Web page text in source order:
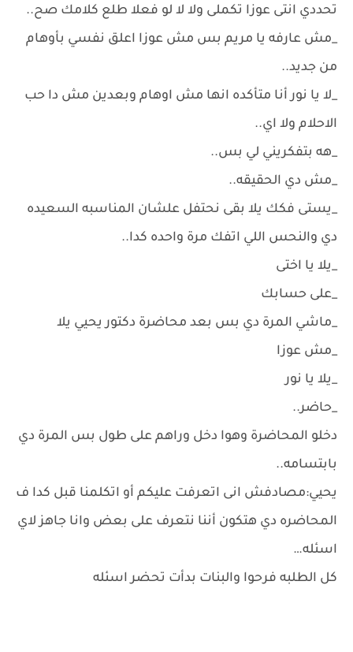
تحددي انتى عوزا تكملى ولا لا لو فعلا طلع كلامك صح..
‏_مش عارفه يا مريم بس مش عوزا اعلق نفسي بأوهام
من جديد..
‏_لا يا نور أنا متأكده انها مش اوهام وبعدين مش دا حب
الاحلام ولا اي..
‏_هه بتفكريني لي بس..
‏_مش دي الحقيقه..
‏_يستى فكك يلا بقى نحتفل علشان المناسبه السعيده
دي والنحس اللي اتفك مرة واحده كدا..
‏_يلا يا اختى
‏_على حسابك
‏_ماشي المرة دي بس بعد محاضرة دكتور يحيي يلا
‏_مش عوزا
‏_يلا يا نور
‏_حاضر..
دخلو المحاضرة وهوا دخل وراهم على طول بس المرة دي
بابتسامه..
يحيي:مصادفش انى اتعرفت عليكم أو اتكلمنا قبل كدا ف
المحاضره دي هتكون أننا نتعرف على بعض وانا جاهز لاي
اسئله…
كل الطلبه فرحوا والبنات بدأت تحضر اسئله